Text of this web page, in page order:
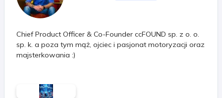
Chief Product Officer & Co-Founder ccFOUND sp. z o. o.
sp. k. a poza tym mąż, ojciec i pasjonat motoryzacji oraz
majsterkowania :)